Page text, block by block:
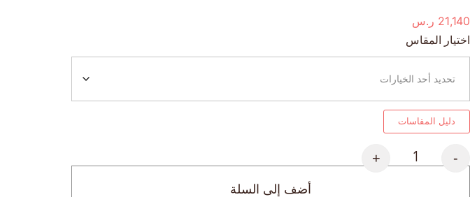
21,140 ر.س
اختيار المقاس
دليل المقاسات
-
+
أضف إلى السلة